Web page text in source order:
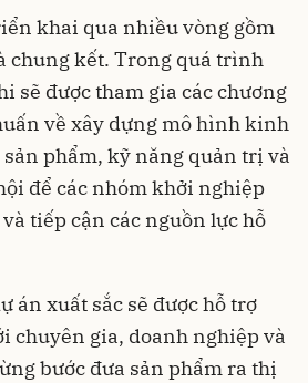
khai qua nhiều vòng gồm
chung kết. Trong quá trình
sẽ được tham gia các chương
về xây dựng mô hình kinh
phẩm, kỹ năng quản trị và
để các nhóm khởi nghiệp
tiếp cận các nguồn lực hỗ
án xuất sắc sẽ được hỗ trợ
chuyên gia, doanh nghiệp và
bước đưa sản phẩm ra thị